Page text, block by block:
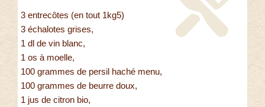
3 entrecôtes (en tout 1kg5)
3 échalotes grises,
1 dl de vin blanc,
1 os à moelle,
100 grammes de persil haché menu,
100 grammes de beurre doux,
1 jus de citron bio,